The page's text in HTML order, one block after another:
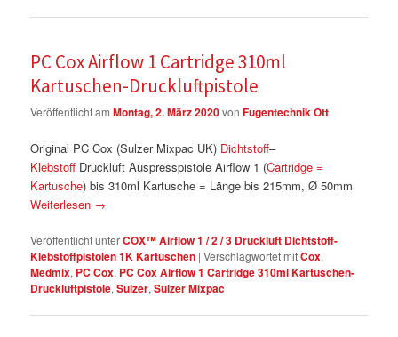
PC Cox Airflow 1 Cartridge 310ml
Kartuschen-Druckluftpistole
Veröffentlicht amMontag, 2. März 2020vonFugentechnik Ott
Original PC Cox (Sulzer Mixpac UK) Dichtstoff–
Klebstoff Druckluft Auspresspistole Airflow 1 (Cartridge =
Kartusche) bis 310ml Kartusche = Länge bis 215mm, Ø 50mm
Weiterlesen →
Veröffentlicht unterCOX™ Airflow 1 / 2 / 3 Druckluft Dichtstoff-
Klebstoffpistolen 1K Kartuschen |Verschlagwortet mitCox,
Medmix, PC Cox, PC Cox Airflow 1 Cartridge 310ml Kartuschen-
Druckluftpistole,Sulzer,Sulzer Mixpac